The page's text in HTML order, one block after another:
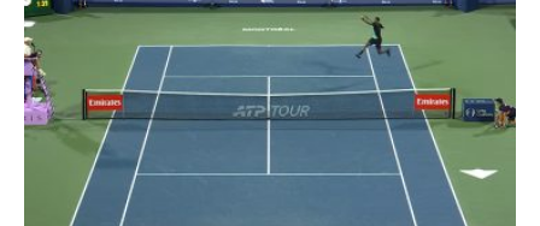
r
s
a
g
o